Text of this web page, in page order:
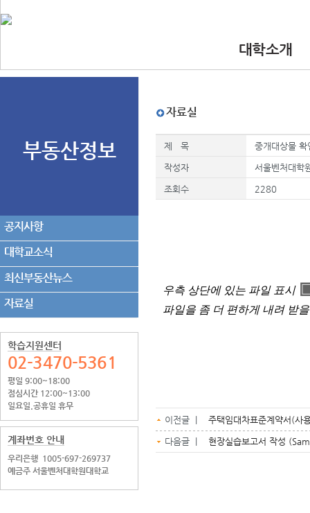
대학소개
•인사말
부동산정보
공지사항
대학교소식
최신부동산뉴스
자료실
학습지원센터
02-3470-5361
평일 9:00~18:00
점심시간 12:00~13:00
일요일.공휴일 휴무
계좌번호 안내
우리은행 1005-697-269737
예금주 서울벤처대학원대학교
자료실
제 목 중개대상물
작성자 서울벤처대학
조회수 2280
우측 상단에 있는 파일 표시
파일을 좀 더 편하게 내려 받
이전글 | 주택임대차표준계약서(사
다음글 | 현장실습보고서 작성